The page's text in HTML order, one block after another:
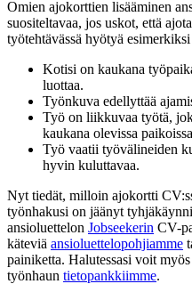
Omien ajokorttien lisääminen
suositeltavaa, jos uskot, että
työtehtävässä hyötyä
Kotisi on kaukana
luottaa.
Työnkuva edellyttää
Työ on liikkuvaa työtä,
kaukana olevissa
Työ vaatii työvälineiden
hyvin kuluttavaa.
Nyt tiedät, milloin ajokortti
työnhakusi on jäänyt
ansioluettelon Jobseekerin CV-
käteviä ansioluettelopohjiamme
painiketta. Halutessasi voit
työnhaun tietopankkiimme.